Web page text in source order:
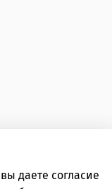
даете согласие